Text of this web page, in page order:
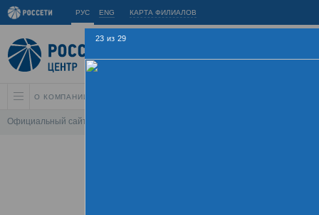
РУС ENG КАРТА ФИЛИАЛОВ
О КОМПАНИИ
Официальный сайт
23 из 29